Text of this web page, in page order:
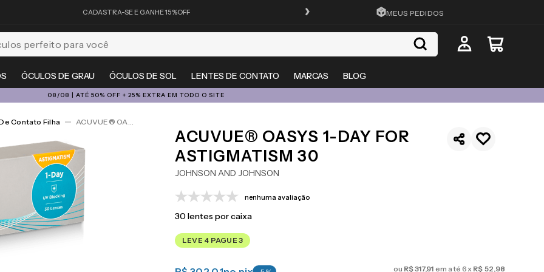
CADASTRA-SE E GANHE 15%OFF FRETE GRÁTIS EM TODO O SITE
MEUS PEDIDOS
ÓCULOS DE GRAU ÓCULOS DE SOL LENTES DE CONTATO MARCAS BLOG
para você
08/08 | ATÉ 50% OFF + 25% EXTRA EM TODO O SITE
Contato Filha ACUVUE® OASYS 1-Day For Astigmatism 30
ACUVUE® OASYS 1-DAY FOR
ASTIGMATISM 30
JOHNSON AND JOHNSON
nenhuma avaliação
30lentes por caixa
LEVE 4 PAGUE 3
ou R$317,91 em até6x R$ 52,98